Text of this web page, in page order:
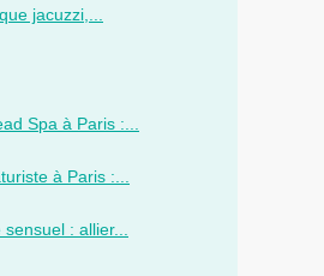
jacuzzi,...
Spa à Paris :...
à Paris :...
: allier...